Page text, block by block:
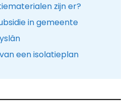
zijn er?
in gemeente
een isolatieplan